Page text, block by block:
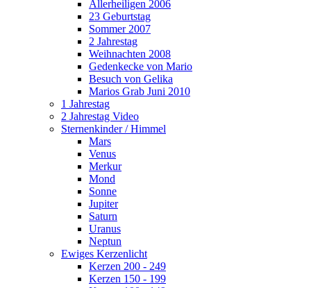
Allerheiligen 2006
23 Geburtstag
Sommer 2007
2 Jahrestag
Weihnachten 2008
Gedenkecke von Mario
Besuch von Gelika
Marios Grab Juni 2010
1 Jahrestag
2 Jahrestag Video
Sternenkinder / Himmel
Mars
Venus
Merkur
Mond
Sonne
Jupiter
Saturn
Uranus
Neptun
Ewiges Kerzenlicht
Kerzen 200 - 249
Kerzen 150 - 199